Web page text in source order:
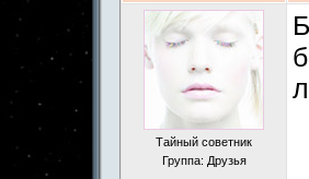
Тайный советник
Группа: Друзья